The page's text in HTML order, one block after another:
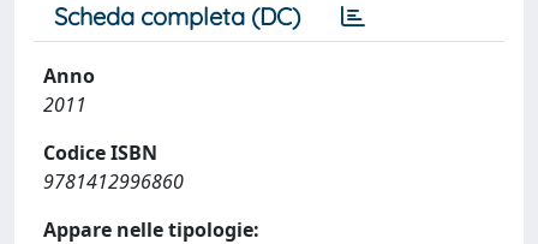
Scheda completa (DC)
Anno
2011
Codice ISBN
9781412996860
Appare nelle tipologie: